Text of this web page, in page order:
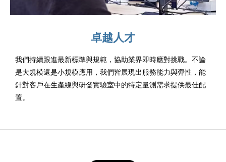
卓越人才
我們持續跟進最新標準與規範，協助業界即時應對挑戰。不論
是大規模還是小規模應用，我們皆展現出服務能力與彈性，能
針對客戶在生產線與研發實驗室中的特定量測需求提供最佳配
置。